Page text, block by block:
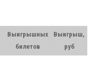
Выигрышных
билетов
Выигрыш,
руб